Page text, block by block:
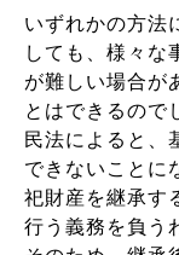
いずれかの方法
しても、様々な
が難しい場合が
とはできるので
民法によると、
できないことに
祀財産を継承す
行う義務を負う